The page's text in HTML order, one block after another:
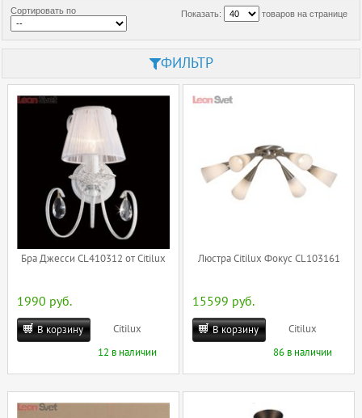
Споты Точечные
Сортировать по Показать: товаров на странице
ФИЛЬТР
Бра Джесси CL410312 от Citilux
1990 руб.
В корзину
Citilux
12 в наличии
Люстра Citilux Фокус CL103161
15599 руб.
В корзину
Citilux
86 в наличии